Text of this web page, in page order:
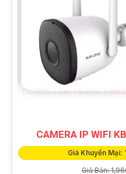
CAMERA IP WIFI
Giá Khuyến Mại:
Giá Bán: